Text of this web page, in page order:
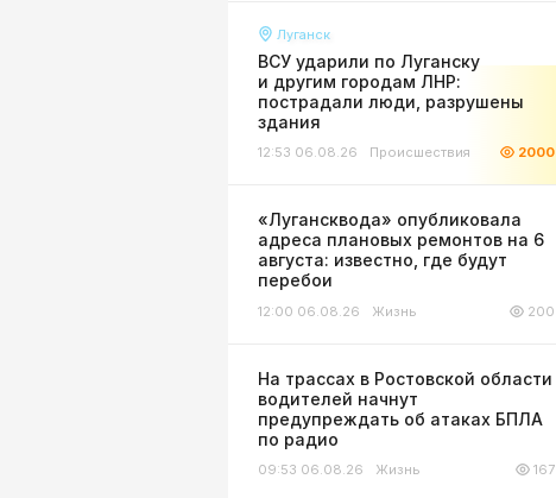
Луганск
ВСУ ударили по Луганску
и другим городам ЛНР:
пострадали люди, разрушены
здания
12:53 06.08.26 Происшествия 2000
«Лугансквода» опубликовала
адреса плановых ремонтов на 6
августа: известно, где будут
перебои
12:00 06.08.26 Жизнь 200
На трассах в Ростовской области
водителей начнут
предупреждать об атаках БПЛА
по радио
09:53 06.08.26 Жизнь 167